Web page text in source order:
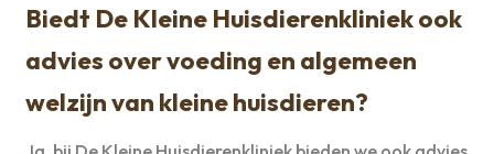
Biedt De Kleine Huisdierenkliniek ook
advies over voeding en algemeen
welzijn van kleine huisdieren?